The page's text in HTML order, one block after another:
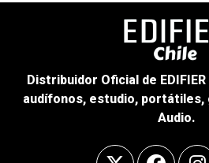
Distribuidor Oficial de
audífonos, estudio, portátiles,
Audio.